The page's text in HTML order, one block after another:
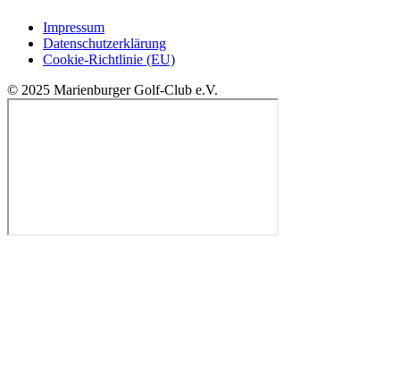
Impressum
Datenschutzerklärung
Cookie-Richtlinie (EU)
© 2025 Marienburger Golf-Club e.V.